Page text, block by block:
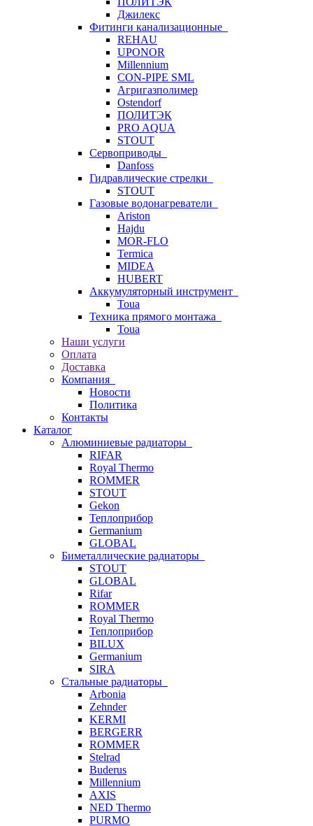
Джилекс
Фитинги канализационные
REHAU
UPONOR
Millennium
CON-PIPE SML
Агригазполимер
Ostendorf
ПОЛИТЭК
PRO AQUA
STOUT
Сервоприводы
Danfoss
Гидравлические стрелки
STOUT
Газовые водонагреватели
Ariston
Hajdu
MOR-FLO
Termica
MIDEA
HUBERT
Аккумуляторный инструмент
Toua
Техника прямого монтажа
Toua
Наши услуги
Оплата
Доставка
Компания
Новости
Политика
Контакты
Каталог
Алюминиевые радиаторы
RIFAR
Royal Thermo
ROMMER
STOUT
Gekon
Теплоприбор
Germanium
GLOBAL
Биметаллические радиаторы
STOUT
GLOBAL
Rifar
ROMMER
Royal Thermo
Теплоприбор
BILUX
Germanium
SIRA
Стальные радиаторы
Arbonia
Zehnder
KERMI
BERGERR
ROMMER
Stelrad
Buderus
Millennium
AXIS
NED Thermo
PURMO